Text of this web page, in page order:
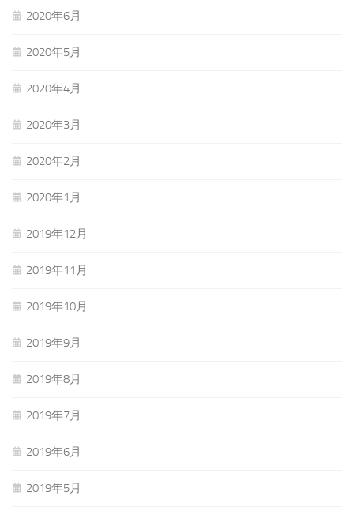
2020年6月
2020年5月
2020年4月
2020年3月
2020年2月
2020年1月
2019年12月
2019年11月
2019年10月
2019年9月
2019年8月
2019年7月
2019年6月
2019年5月